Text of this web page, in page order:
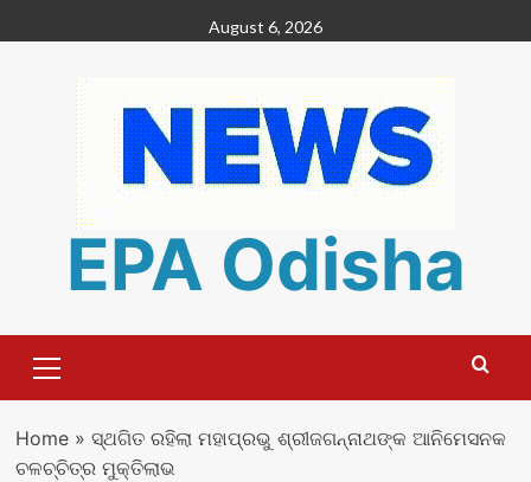
to
August 6, 2026
EPA Odisha
Menu
Home» ସ୍ଥଗିତ ରହିଲା ମହାପ୍ରଭୁ ଶ୍ରୀଜଗନ୍ନାଥଙ୍କ ଆନିମେସନକ
ଚଳଚ୍ଚିତ୍ର ମୁକ୍ତିଲାଭ